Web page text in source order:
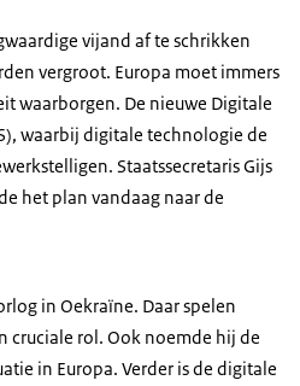
vijand af te schrikken
vergroot. Europa moet immers
waarborgen. De nieuwe Digitale
waarbij digitale technologie de
Staatssecretaris Gijs
het plan vandaag naar de
in Oekraïne. Daar spelen
cruciale rol. Ook noemde hij de
in Europa. Verder is de digitale